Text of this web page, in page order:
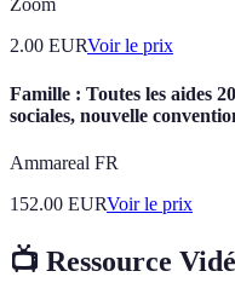
Zoom
2.00 EURVoir le prix
Famille : Toutes les aides
sociales, nouvelle
Ammareal FR
152.00 EURVoir le prix
📺 Ressource